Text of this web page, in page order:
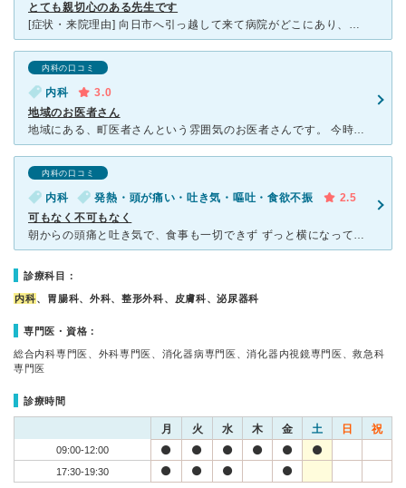
とても親切心のある先生です
[症状・来院理由] 向日市へ引っ越して来て病院がどこにあり、どんな医師がいるのかも知らず受診しました。持病で温熱性の蕁麻疹があり今まで処方されていたタリオン錠を希望して受診しました。 [医師の
内科の口コミ
内科
3.0
地域のお医者さん
地域にある、町医者さんという雰囲気のお医者さんです。 今時のインターネット予約などはなく、診察券もありません。 行って、名前を記入して、順番にみてもらいます。待ち時間は全くないわけではあり
内科の口コミ
内科 発熱・頭が痛い・吐き気・嘔吐・食欲不振
2.5
可もなく不可もなく
朝からの頭痛と吐き気で、食事も一切できず ずっと横になっていましたが、 一向に良くならず。 ただの疲れではないのかも、といつものかかりつけ医院まで 運転も辛い状態だったので、歩いて数分の病
診療科目：
内科、胃腸科、外科、整形外科、皮膚科、泌尿器科
専門医・資格：
総合内科専門医、外科専門医、消化器病専門医、消化器内視鏡専門医、救急科
専門医
診療時間
月 火 水 木 金 土 日 祝
09:00-12:00
17:30-19:30